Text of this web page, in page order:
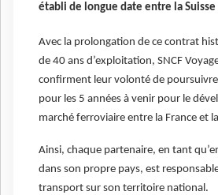
établi de longue date entre la Suisse
Avec la prolongation de ce contrat
de 40 ans d’exploitation, SNCF
confirment leur volonté de
pour les 5 années à venir pour le
marché ferroviaire entre la France et
Ainsi, chaque partenaire, en tant
dans son propre pays, est
transport sur son territoire national.